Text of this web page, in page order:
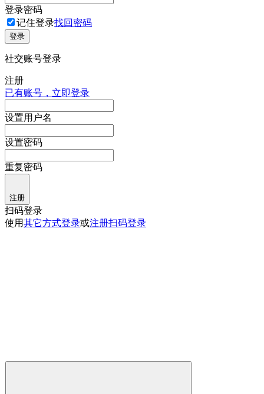
登录密码
记住登录找回密码
登录
社交账号登录
注册
已有账号，立即登录
设置用户名
设置密码
重复密码
注册
扫码登录
使用其它方式登录或注册扫码登录